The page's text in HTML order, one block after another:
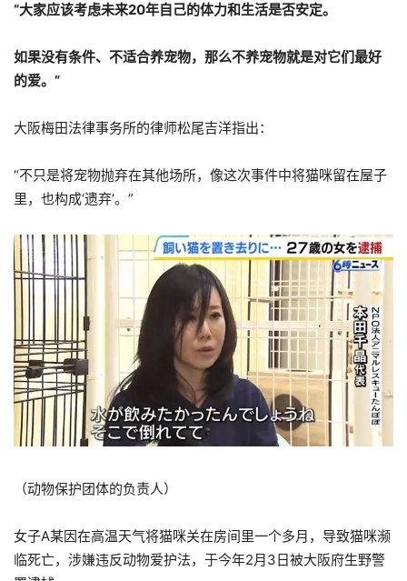
“大家应该考虑未来20年自己的体力和生活是否安定。
如果没有条件、不适合养宠物，那么不养宠物就是对它们最好
的爱。”
大阪梅田法律事务所的律师松尾吉洋指出：
“不只是将宠物抛弃在其他场所，像这次事件中将猫咪留在屋子
里，也构成‘遗弃’。”
（动物保护团体的负责人）
女子A某因在高温天气将猫咪关在房间里一个多月，导致猫咪濒
临死亡，涉嫌违反动物爱护法，于今年2月3日被大阪府生野警